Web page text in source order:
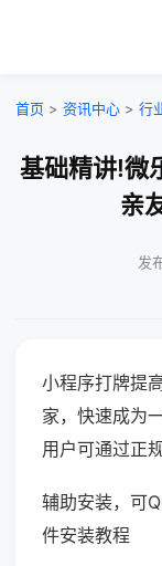
首页 > 资讯中心 > 行
基础精讲!微
亲
发
小程序打牌提
家，快速成为
用户可通过正
辅助安装，可
件安装教程